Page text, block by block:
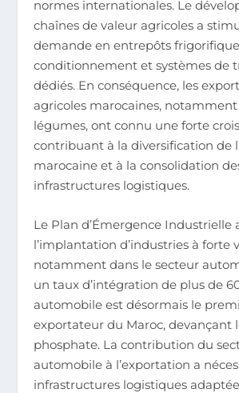
normes internationales. Le
chaînes de valeur agricoles a
demande en entrepôts
conditionnement et systèmes de
dédiés. En conséquence, les
agricoles marocaines,
légumes, ont connu une forte
contribuant à la diversification de
marocaine et à la consolidation
infrastructures logistiques.
Le Plan d’Émergence Industrielle
l’implantation d’industries à forte
notamment dans le secteur
un taux d’intégration de plus de
automobile est désormais le
exportateur du Maroc, devançant
phosphate. La contribution du
automobile à l’exportation a
infrastructures logistiques